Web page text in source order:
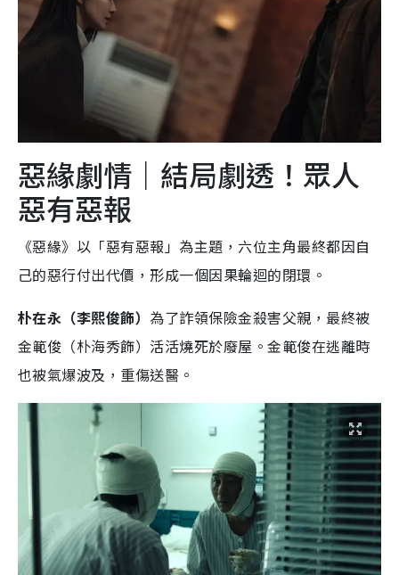
惡緣劇情｜結局劇透！眾人
惡有惡報
《惡緣》以「惡有惡報」為主題，六位主角最終都因自
己的惡行付出代價，形成一個因果輪迴的閉環。
朴在永（李熙俊飾） 為了詐領保險金殺害父親，最終被
金範俊（朴海秀飾）活活燒死於廢屋。金範俊在逃離時
也被氣爆波及，重傷送醫。